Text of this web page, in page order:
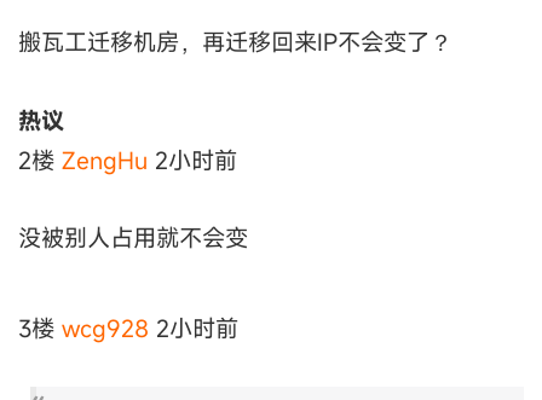
搬瓦工迁移机房，再迁移回来IP不会变了？
热议
2楼 ZengHu 2小时前
没被别人占用就不会变
3楼 wcg928 2小时前